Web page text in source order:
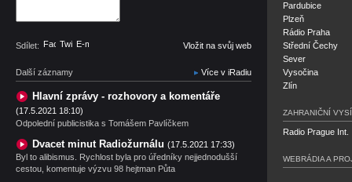
Sdílet: Facebook
TwitterE-mail Vložit na svůj web
Další záznamy Více v iRadiu
Hlavní zprávy - rozhovory a komentáře
(17.5.2021 18:10)
Odpolední publicistika s Tomášem Pavlíčkem
Dvacet minut Radiožurnálu (17.5.2021 17:33)
Byl to alibismus. Rychlost byla pro úředníky nejjednodušší
cestou, komentuje výzvu 98 hejtman Půta
Pardubice
Plzeň
Rádio Praha
Střední Čechy
Sever
Vysočina
Zlín
ZAHRANIČNÍ
Radio Prague Int.
WEBRÁDIA A